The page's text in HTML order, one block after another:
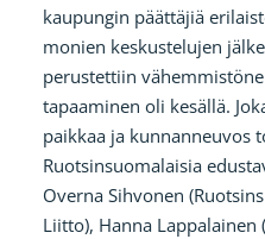
kaupungin päättäjiä
monien keskustelujen
perustettiin
tapaaminen oli kesällä.
paikkaa ja kunnanneuvos
Ruotsinsuomalaisia
Overna Sihvonen
Liitto), Hanna